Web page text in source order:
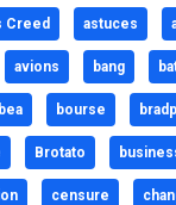
Creed astuces
avions bang
bea bourse
Brotato
censure